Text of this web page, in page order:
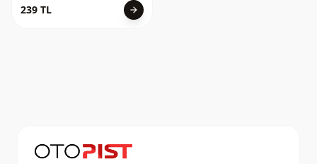
239 TL arrow_forward